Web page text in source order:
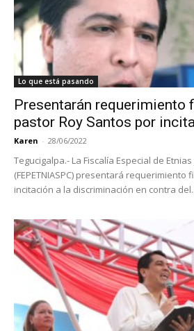
Lo que está pasando
Presentarán requerimiento
pastor Roy Santos por
Karen - 28/06/2022
Tegucigalpa.- La Fiscalía Especial de
(FEPETNIASPC) presentará requerimiento
incitación a la discriminación en contra